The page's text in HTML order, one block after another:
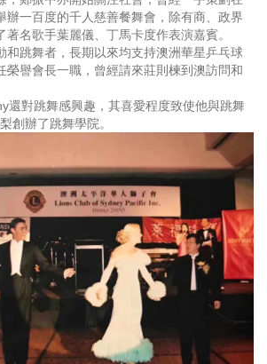
辦一百度的千人慈善餐舞會，除有商、政界
名歌手葉麗儀、丁馬卡度作表演嘉賓。
和跳舞者，長期以來均支持澳洲華星乒乓球
榮譽會長一職，曾經請來莊則楝到澳訪問和
還對跳舞感興趣，其喜愛程度致使他與跳舞
創辦了跳舞學院。